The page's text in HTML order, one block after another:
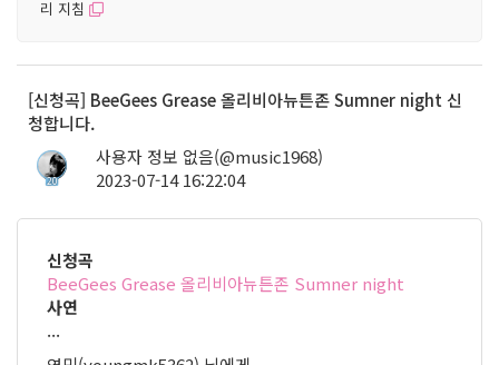
리 지침
[신청곡] BeeGees Grease 올리비아뉴튼존 Sumner night 신
청합니다.
20
사용자 정보 없음(@music1968)
2023-07-14 16:22:04
신청곡
BeeGees Grease 올리비아뉴튼존 Sumner night
사연
...